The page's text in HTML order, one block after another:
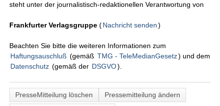
steht unter der journalistisch-redaktionellen Verantwortung von
Frankfurter Verlagsgruppe (Nachricht senden )
Beachten Sie bitte die weiteren Informationen zum
Haftungsauschluß (gemäß TMG - TeleMedianGesetz) und dem
Datenschutz (gemäß der DSGVO).
PresseMitteilung löschen
Pressemitteilung ändern